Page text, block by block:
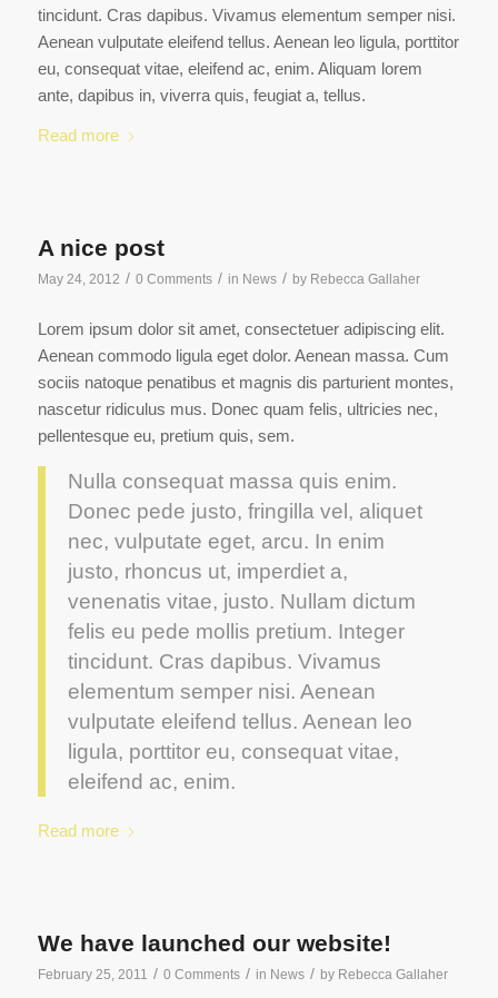
tincidunt. Cras dapibus. Vivamus elementum semper nisi.
Aenean vulputate eleifend tellus. Aenean leo ligula, porttitor
eu, consequat vitae, eleifend ac, enim. Aliquam lorem
ante, dapibus in, viverra quis, feugiat a, tellus.
Read more
A nice post
May 24, 2012 / 0 Comments / in News / by Rebecca Gallaher
Lorem ipsum dolor sit amet, consectetuer adipiscing elit.
Aenean commodo ligula eget dolor. Aenean massa. Cum
sociis natoque penatibus et magnis dis parturient montes,
nascetur ridiculus mus. Donec quam felis, ultricies nec,
pellentesque eu, pretium quis, sem.
Nulla consequat massa quis enim.
Donec pede justo, fringilla vel, aliquet
nec, vulputate eget, arcu. In enim
justo, rhoncus ut, imperdiet a,
venenatis vitae, justo. Nullam dictum
felis eu pede mollis pretium. Integer
tincidunt. Cras dapibus. Vivamus
elementum semper nisi. Aenean
vulputate eleifend tellus. Aenean leo
ligula, porttitor eu, consequat vitae,
eleifend ac, enim.
Read more
We have launched our website!
February 25, 2011 / 0 Comments / in News / by Rebecca Gallaher